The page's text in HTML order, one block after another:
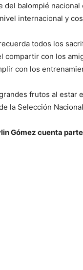
balompié
internacional y
todos los
compartir con los
con los
frutos al estar
la Selección
Gómez cuenta